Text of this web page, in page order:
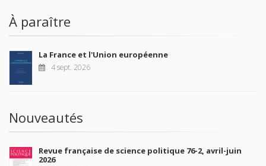
À paraître
La France et l'Union européenne
4 sept. 2026
Nouveautés
Revue française de science politique 76-2, avril-juin
2026